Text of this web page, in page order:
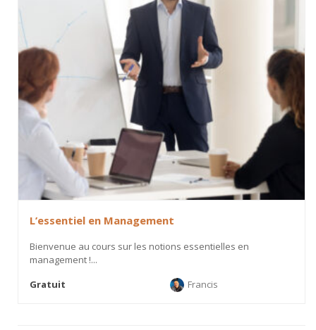
L’essentiel en Management
Bienvenue au cours sur les notions essentielles en
management !...
Gratuit
Francis